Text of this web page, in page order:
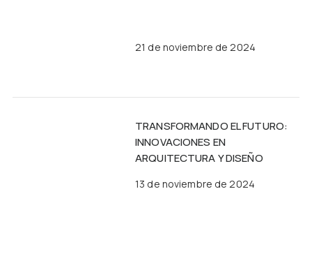
21 de noviembre de 2024
TRANSFORMANDO EL FUTURO:
INNOVACIONES EN
ARQUITECTURA Y DISEÑO
13 de noviembre de 2024